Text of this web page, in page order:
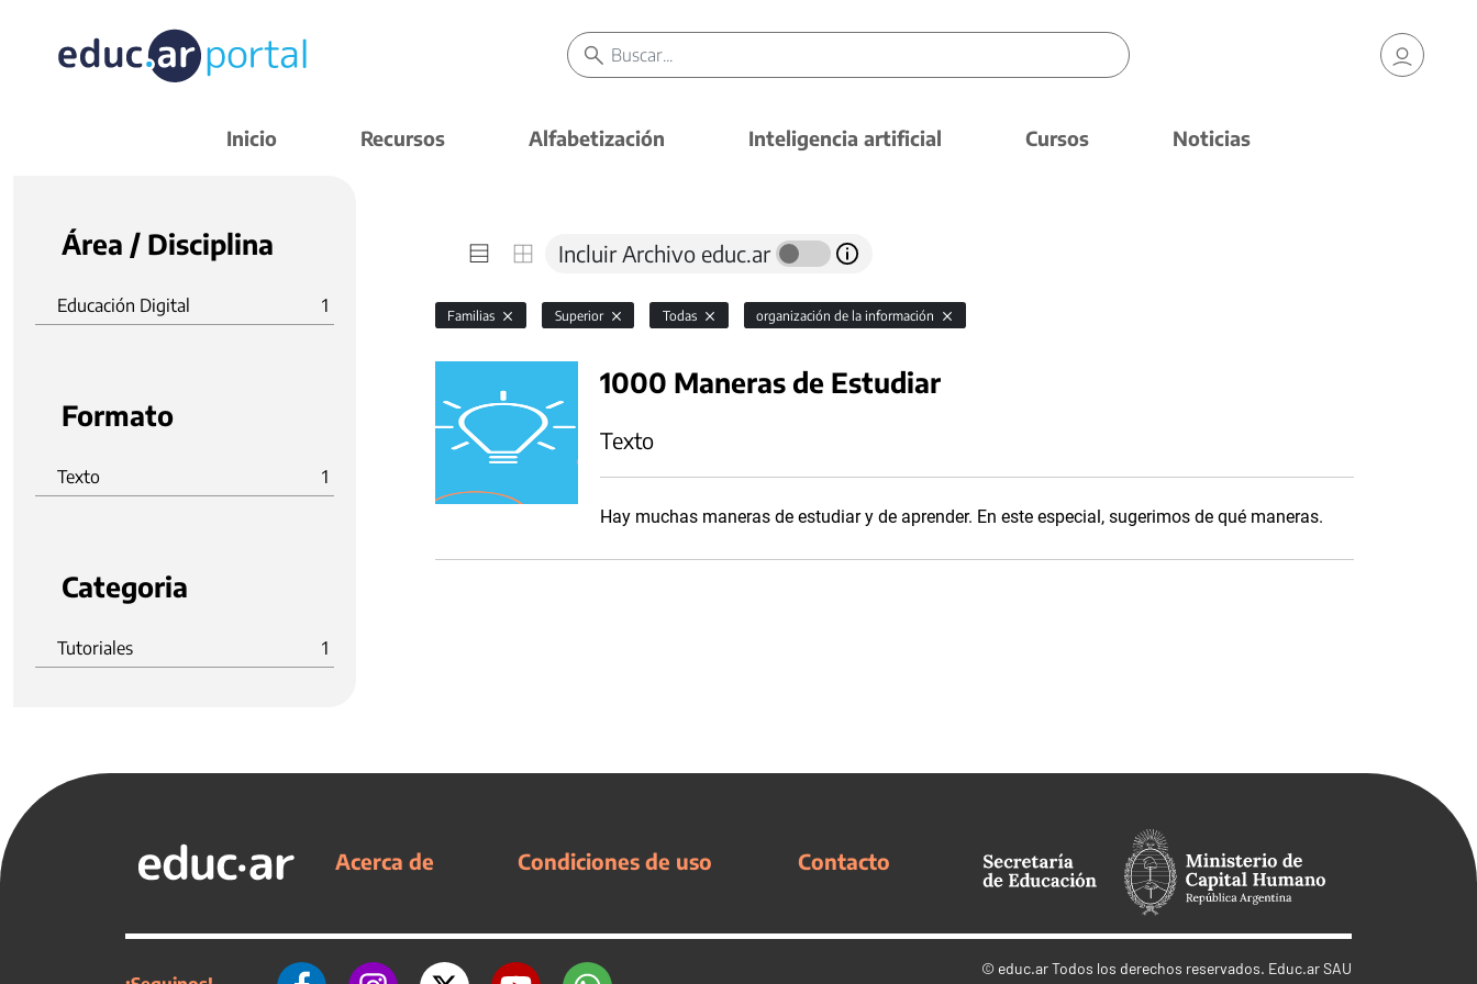
Inicio Recursos Alfabetización Inteligencia artificial Cursos Noticias
Área / Disciplina
Educación Digital 1
Formato
Texto 1
Categoria
Tutoriales 1
Incluir Archivo educ.ar
Familias Superior Todas organización de la información
1000 Maneras de Estudiar
Texto
Hay muchas maneras de estudiar y de aprender. En este especial, sugerimos de qué maneras.
Acerca de Condiciones de uso Contacto
© educ.arTodos los derechos reservados. Educ.ar SAU